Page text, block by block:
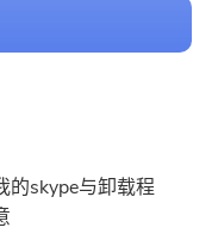
的skype与卸载程